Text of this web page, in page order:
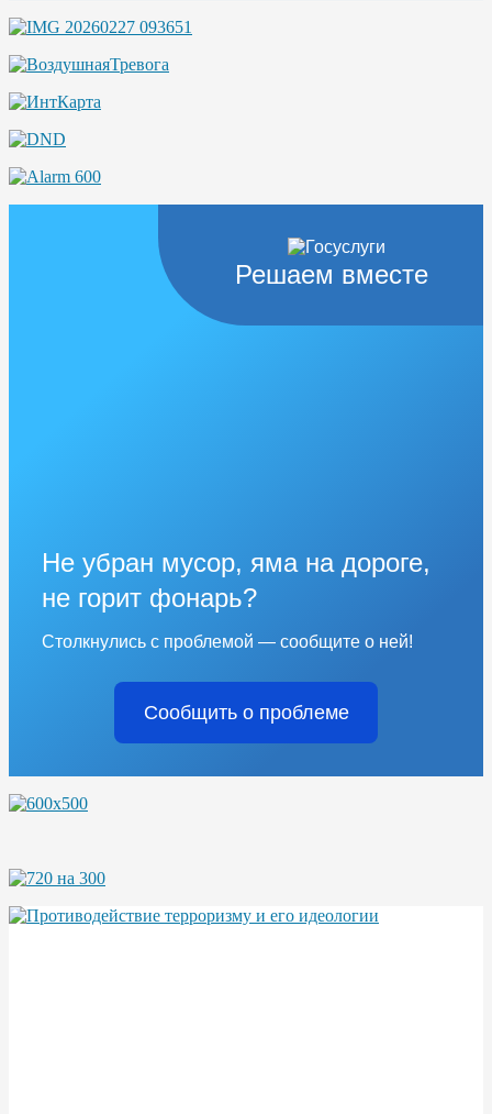
Решаем вместе
Не убран мусор, яма на дороге,
не горит фонарь?
Столкнулись с проблемой — сообщите о ней!
Сообщить о проблеме